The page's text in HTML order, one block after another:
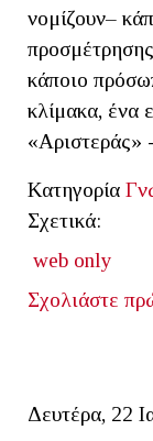
νομίζουν–
κάποιο
κλίμακα, ένα
«Αριστεράς»
Κατηγορία
Σχετικά:
web only
Σχολιάστε
Δευτέρα, 22